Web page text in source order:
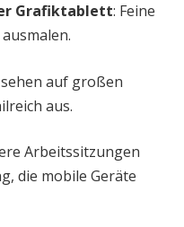
Grafiktablett: Feine
auf großen
aus.
Arbeitssitzungen
die mobile Geräte